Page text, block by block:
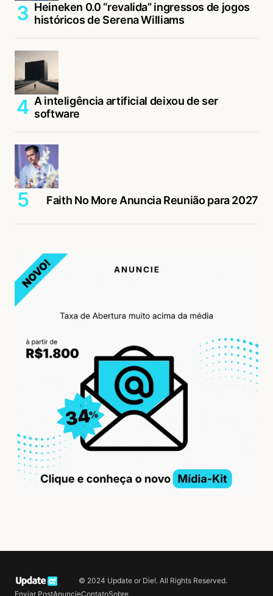
Heineken 0.0 “revalida” ingressos de jogos
históricos de Serena Williams
A inteligência artificial deixou de ser
software
Faith No More Anuncia Reunião para 2027
© 2024 Update or Die!. All Rights Reserved.
Enviar PostAnuncieContatoSobre